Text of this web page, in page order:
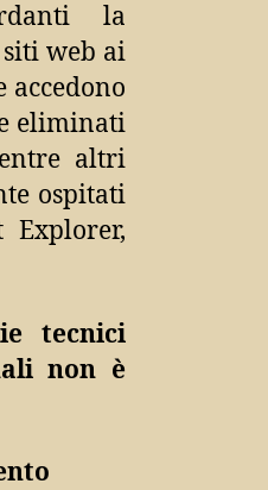
la
web ai
accedono
eliminati
altri
ospitati
tecnici
non è